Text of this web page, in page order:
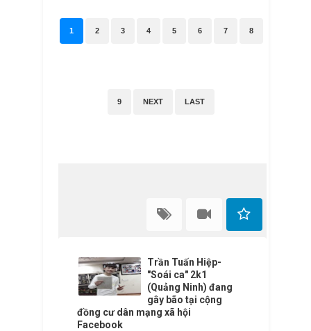
1 2 3 4 5 6 7 8
9 NEXT LAST
Trần Tuấn Hiệp-
"Soái ca" 2k1
(Quảng Ninh) đang
gây bão tại cộng
đồng cư dân mạng xã hội
Facebook